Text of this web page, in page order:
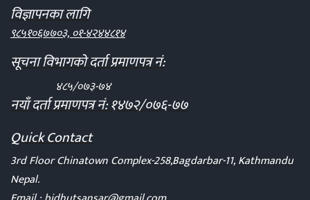
विज्ञापनका लागि
९८५१०६७७०३, ०१-४२४४८१४
सूचना विभागको दर्ता प्रमाणपत्र नं:
४८५/०७३-७४
नयाँ दर्ता प्रमाणपत्र नं: १४७२/०७६-७७
Quick Contact
3rd Floor Chinatown Complex-258,Bagdarbar-11, Kathmandu
Nepal.